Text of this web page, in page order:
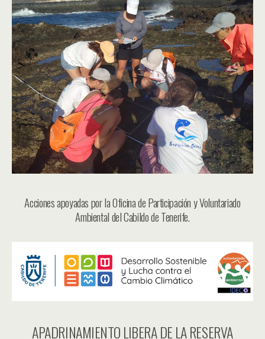
Acciones apoyadas por la Oficina de Participación y Voluntariado
Ambiental del Cabildo de Tenerife.
APADRINAMIENTO LIBERA DE LA RESERVA